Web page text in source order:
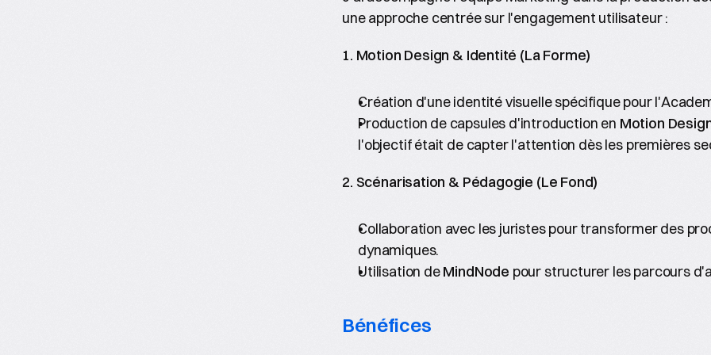
une approche centrée sur l'engagement utilisateur :
1. Motion Design & Identité (La Forme)
Création d'une identité visuelle spécifique pour
Production de capsules d'introduction en Motion
l'objectif était de capter l'attention dès les premières
2. Scénarisation & Pédagogie (Le Fond)
Collaboration avec les juristes pour transformer des
dynamiques.
Utilisation de MindNode pour structurer les parcours
Bénéfices